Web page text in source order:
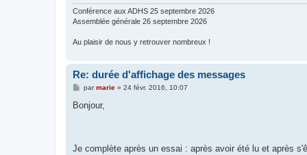
Conférence aux ADHS 25 septembre 2026
Assemblée générale 26 septembre 2026
Au plaisir de nous y retrouver nombreux !
Re: durée d'affichage des messages
M
s
parmarie» 24 févr. 2016, 10:07
Bonjour,
Je complète après un essai : après avoir été lu et après